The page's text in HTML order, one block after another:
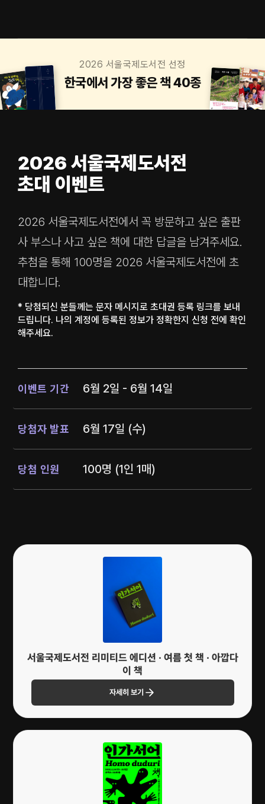
2026 서울국제도서전 선정
한국에서 가장 좋은 책 40종
2026 서울국제도서전
초대 이벤트
2026 서울국제도서전에서 꼭 방문하고 싶은 출판
사 부스나 사고 싶은 책에 대한 답글을 남겨주세요.
추첨을 통해 100명을 2026 서울국제도서전에 초
대합니다.
* 당첨되신 분들께는 문자 메시지로 초대권 등록 링크를 보내
드립니다. 나의 계정에 등록된 정보가 정확한지 신청 전에 확인
해주세요.
이벤트 기간 6월 2일 - 6월 14일
당첨자 발표 6월 17일 (수)
당첨 인원 100명 (1인 1매)
관
련
서울국제도서전 리미티드 에디션 · 여름 첫 책 · 아깝다
이 책
자세히 보기